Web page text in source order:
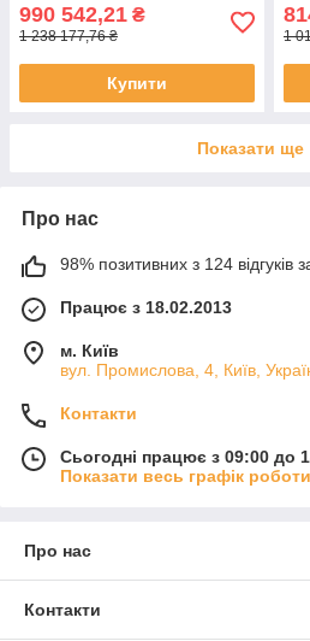
990 542,21 ₴
1 238 177,76 ₴
Купити
1
Показати ще
Про нас
98% позитивних з 124 відгуків
Працює з 18.02.2013
м. Київ
вул. Промислова, 4, Київ,
Контакти
Сьогодні працює з 09:00 до
Показати весь графік роботи
Про нас
Контакти